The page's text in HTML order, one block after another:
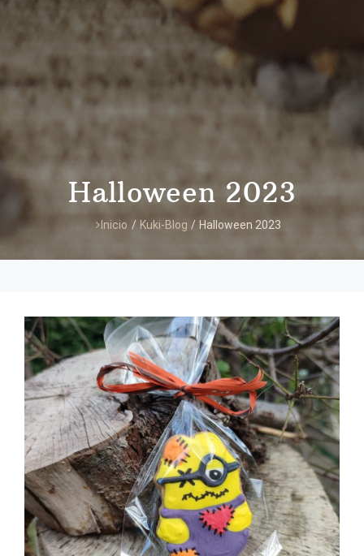
Halloween 2023
Inicio / Kuki-Blog / Halloween 2023